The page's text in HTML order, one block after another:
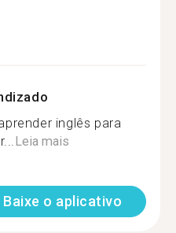
inglês para
Leia mais
Baixe o aplicativo